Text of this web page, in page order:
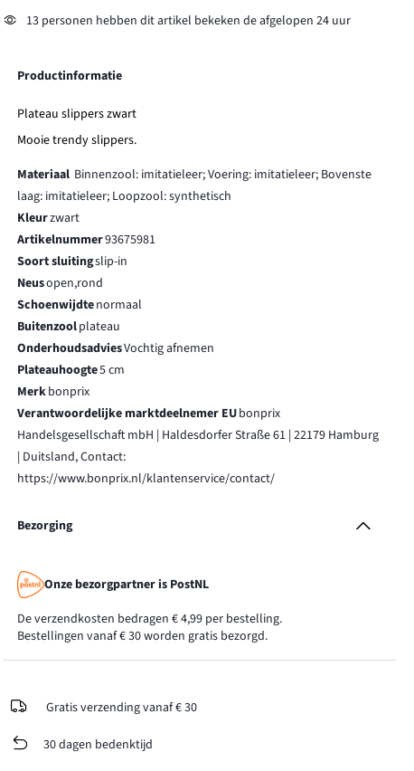
13 personen hebben dit artikel bekeken de afgelopen 24 uur
Productinformatie
Plateau slippers zwart
Mooie trendy slippers.
Materiaal Binnenzool: imitatieleer; Voering: imitatieleer; Bovenste
laag: imitatieleer; Loopzool: synthetisch
Kleurzwart
Artikelnummer93675981
Soort sluitingslip-in
Neusopen,rond
Schoenwijdtenormaal
Buitenzoolplateau
OnderhoudsadviesVochtig afnemen
Plateauhoogte5 cm
Merkbonprix
Verantwoordelijke marktdeelnemer EUbonprix
Handelsgesellschaft mbH | Haldesdorfer Straße 61 | 22179 Hamburg
| Duitsland, Contact:
https://www.bonprix.nl/klantenservice/contact/
Bezorging
Onze bezorgpartner is PostNL
De verzendkosten bedragen € 4,99 per bestelling.
Bestellingen vanaf € 30 worden gratis bezorgd.
Gratis verzending vanaf € 30
30 dagen bedenktijd